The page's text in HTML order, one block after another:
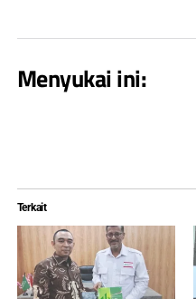
Menyukai ini:
Terkait